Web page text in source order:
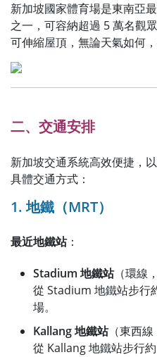
新加坡國家體育場是東南亞
之一，可容納超過 5 萬名觀
可伸縮屋頂，無論天氣如何
二、交通安排
新加坡交通系統高效便捷，
具體交通方式：
1. 地鐵（MRT）
最近地鐵站：
Stadium 地鐵站（環線
從 Stadium 地鐵站步行
場。
Kallang 地鐵站（東西線
從 Kallang 地鐵站步行